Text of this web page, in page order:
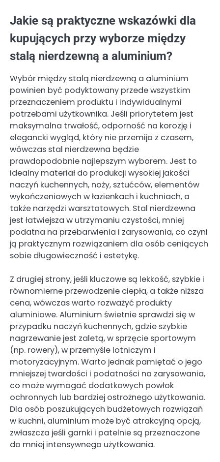
Jakie są praktyczne wskazówki dla
kupujących przy wyborze między
stalą nierdzewną a aluminium?
Wybór między stalą nierdzewną a aluminium
powinien być podyktowany przede wszystkim
przeznaczeniem produktu i indywidualnymi
potrzebami użytkownika. Jeśli priorytetem jest
maksymalna trwałość, odporność na korozję i
elegancki wygląd, który nie przemija z czasem,
wówczas stal nierdzewna będzie
prawdopodobnie najlepszym wyborem. Jest to
idealny materiał do produkcji wysokiej jakości
naczyń kuchennych, noży, sztućców, elementów
wykończeniowych w łazienkach i kuchniach, a
także narzędzi warsztatowych. Stal nierdzewna
jest łatwiejsza w utrzymaniu czystości, mniej
podatna na przebarwienia i zarysowania, co czyni
ją praktycznym rozwiązaniem dla osób ceniących
sobie długowieczność i estetykę.
Z drugiej strony, jeśli kluczowe są lekkość, szybkie i
równomierne przewodzenie ciepła, a także niższa
cena, wówczas warto rozważyć produkty
aluminiowe. Aluminium świetnie sprawdzi się w
przypadku naczyń kuchennych, gdzie szybkie
nagrzewanie jest zaletą, w sprzęcie sportowym
(np. rowery), w przemyśle lotniczym i
motoryzacyjnym. Warto jednak pamiętać o jego
mniejszej twardości i podatności na zarysowania,
co może wymagać dodatkowych powłok
ochronnych lub bardziej ostrożnego użytkowania.
Dla osób poszukujących budżetowych rozwiązań
w kuchni, aluminium może być atrakcyjną opcją,
zwłaszcza jeśli garnki i patelnie są przeznaczone
do mniej intensywnego użytkowania.